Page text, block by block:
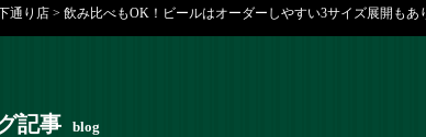
通り店 > 飲み比べもOK！ビールはオーダーしやすい3サイズ展開もあ
記事 blog